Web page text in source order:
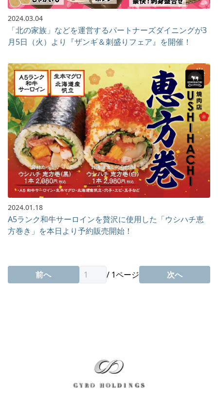
2024.03.04
「北の家族」などを運営するパートナーズダイニングが3
月5日（火）より『ザンギ＆刺盛りフェア』を開催！
2024.01.18
A5ランク和牛サーロインを贅沢に使用した「ウシハチ恵
方巻き」を本日より予約販売開始！
前へ / 1ページ 次へ